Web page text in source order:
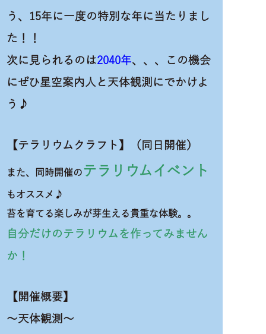
う、15年に一度の特別な年に当たりまし
た！！
次に見られるのは2040年、、、この機会
にぜひ星空案内人と天体観測にでかけよ
う♪
【テラリウムクラフト】（同日開催）
また、同時開催のテラリウムイベント
もオススメ♪
苔を育てる楽しみが芽生える貴重な体験。。
自分だけのテラリウムを作ってみません
か！
【開催概要】
～天体観測～